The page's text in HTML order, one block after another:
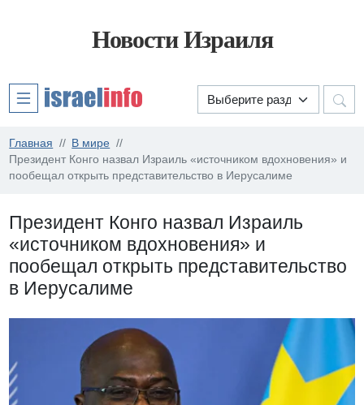
Новости Израиля
Главная
В мире
Президент Конго назвал Израиль «источником вдохновения» и
пообещал открыть представительство в Иерусалиме
Президент Конго назвал Израиль
«источником вдохновения» и
пообещал открыть представительство
в Иерусалиме